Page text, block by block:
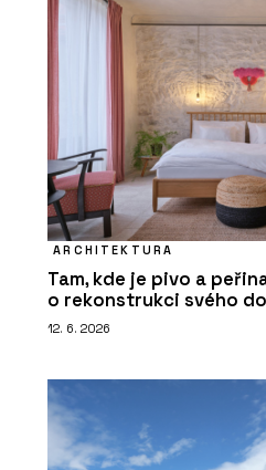
ARCHITEKTURA
Tam, kde je pivo a
o rekonstrukci svého
12. 6. 2026